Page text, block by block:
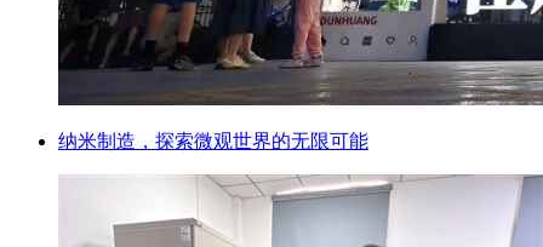
纳米制造，探索微观世界的无限可能